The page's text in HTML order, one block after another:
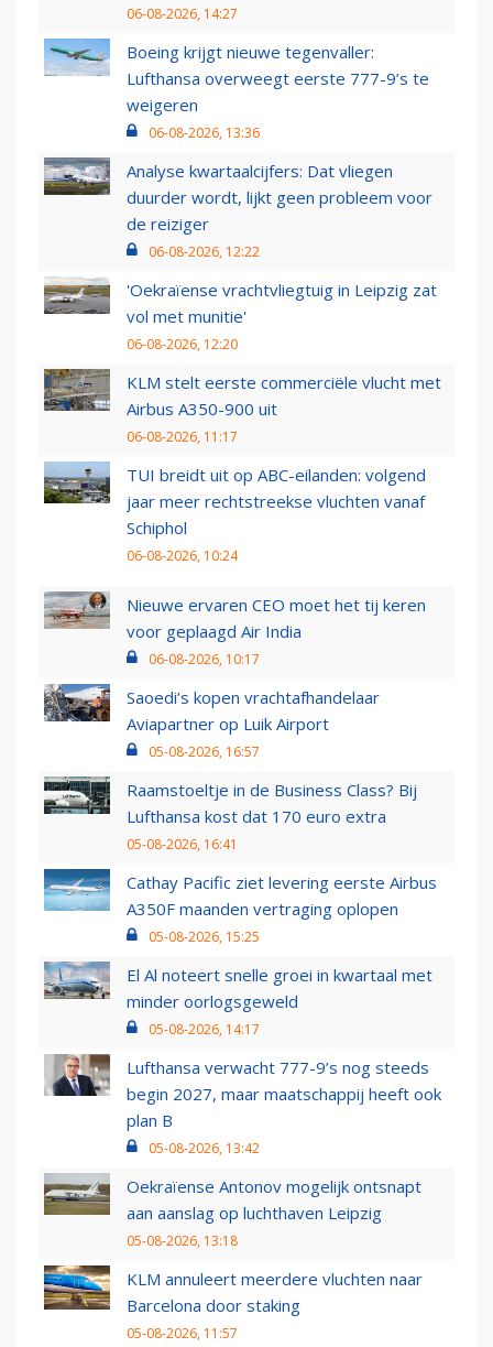
06-08-2026, 14:27
Boeing krijgt nieuwe tegenvaller:
Lufthansa overweegt eerste 777-9’s te
weigeren
06-08-2026, 13:36
Analyse kwartaalcijfers: Dat vliegen
duurder wordt, lijkt geen probleem voor
de reiziger
06-08-2026, 12:22
'Oekraïense vrachtvliegtuig in Leipzig zat
vol met munitie'
06-08-2026, 12:20
KLM stelt eerste commerciële vlucht met
Airbus A350-900 uit
06-08-2026, 11:17
TUI breidt uit op ABC-eilanden: volgend
jaar meer rechtstreekse vluchten vanaf
Schiphol
06-08-2026, 10:24
Nieuwe ervaren CEO moet het tij keren
voor geplaagd Air India
06-08-2026, 10:17
Saoedi’s kopen vrachtafhandelaar
Aviapartner op Luik Airport
05-08-2026, 16:57
Raamstoeltje in de Business Class? Bij
Lufthansa kost dat 170 euro extra
05-08-2026, 16:41
Cathay Pacific ziet levering eerste Airbus
A350F maanden vertraging oplopen
05-08-2026, 15:25
El Al noteert snelle groei in kwartaal met
minder oorlogsgeweld
05-08-2026, 14:17
Lufthansa verwacht 777-9’s nog steeds
begin 2027, maar maatschappij heeft ook
plan B
05-08-2026, 13:42
Oekraïense Antonov mogelijk ontsnapt
aan aanslag op luchthaven Leipzig
05-08-2026, 13:18
KLM annuleert meerdere vluchten naar
Barcelona door staking
05-08-2026, 11:57